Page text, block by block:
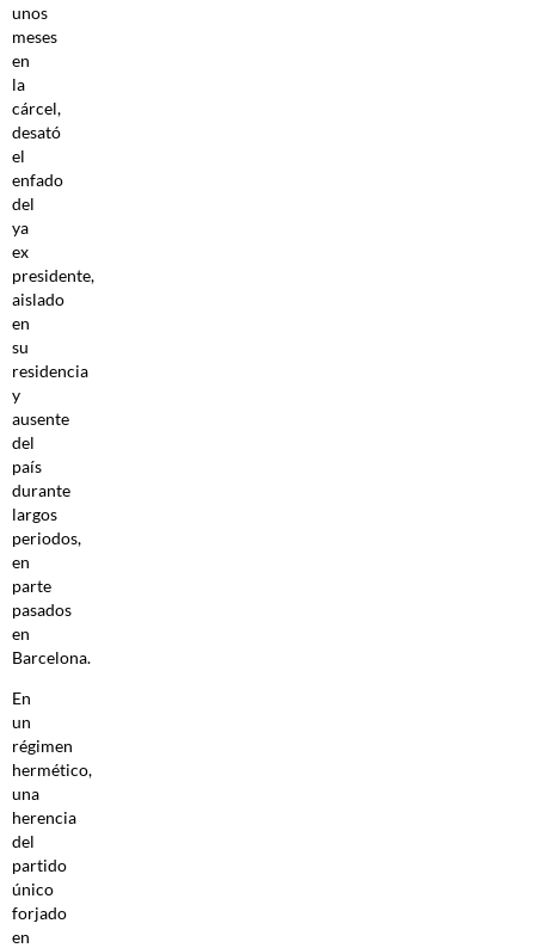
unos
meses
en
la
cárcel,
desató
el
enfado
del
ya
ex
presidente,
aislado
en
su
residencia
y
ausente
del
país
durante
largos
periodos,
en
parte
pasados
en
Barcelona.
En
un
régimen
hermético,
una
herencia
del
partido
único
forjado
en